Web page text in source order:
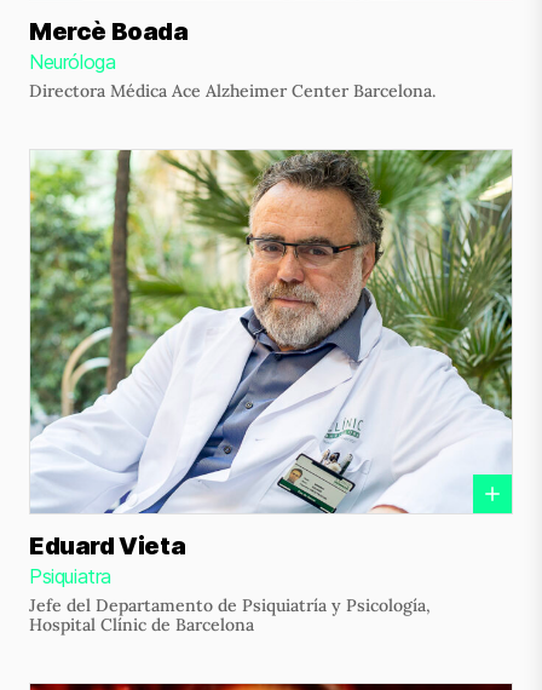
Mercè Boada
Neuróloga
Directora Médica Ace Alzheimer Center Barcelona.
Eduard Vieta
Psiquiatra
Jefe del Departamento de Psiquiatría y Psicología,
Hospital Clínic de Barcelona